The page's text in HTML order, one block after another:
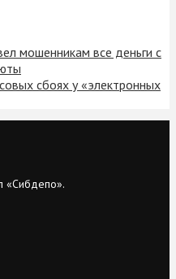
мошенникам все деньги с
сбоях у «электронных
«Сибдепо».